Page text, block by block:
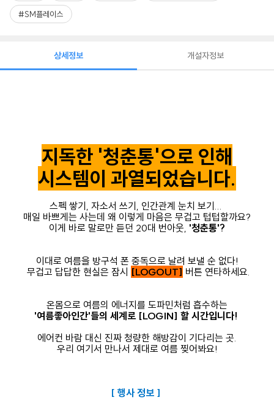
#SM플레이스
상세정보
지독한 '청춘통'으로 인해
시스템이 과열되었습니다.
스펙 쌓기, 자소서 쓰기, 인간관계 눈치 보기...
매일 바쁘게는 사는데 왜 이렇게 마음은 무겁고 텁텁할까요?
이게 바로 말로만 듣던 20대 번아웃, '청춘통'?
이대로 여름을 방구석 폰 중독으로 날려 보낼 순 없다!
무겁고 답답한 현실은 잠시 [LOGOUT] 버튼 연타하세요.
온몸으로 여름의 에너지를 도파민처럼 흡수하는
'여름좋아인간'들의 세계로 [LOGIN] 할 시간입니다! ️
에어컨 바람 대신 진짜 청량한 해방감이 기다리는 곳.
우리 여기서 만나서 제대로 여름 찢어봐요!
[ 행사 정보 ] ️
개설자정보